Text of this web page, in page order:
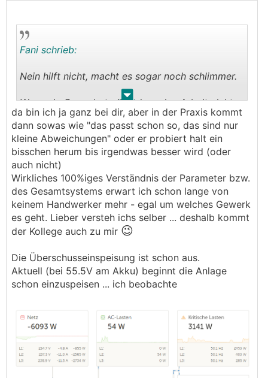
. .
Fani schrieb:
Nein hilft nicht, macht es sogar noch schlimmer.
Wenn ein Gewerbetreibender seine Arbeit nicht
mach oder kann, dann sollte er mal dafür zur
Verantwortung gezogen werden, er hat dafür ja
Geld bekommen (oder im optimalen Fall noch
nicht).
Ich bin gerne behilflich euch auf den
vermeindtlich richtigen Lösungsweg zu bringen,
die konkrete Umsetzung obliegt aber ihm. Es
wird hier kein Gewerbetreibender kostenlosen
Support anbieten.
Ich wiederhole meinen Vorschlag, im ESS die DC
Überschusseinspeisung ausschalten. Du hast
noch eine Stunde bis 12 Uhr, wenn das Verhalten
vergleichbaren Spannungsbereich ist), haben wir
mal einen Workaround.
da bin ich ja ganz bei dir, aber in der Praxis kommt
dann sowas wie "das passt schon so, das sind nur
kleine Abweichungen" oder er probiert halt ein
bisschen herum bis irgendwas besser wird (oder
auch nicht)
Wirkliches 100%iges Verständnis der Parameter bzw.
des Gesamtsystems erwart ich schon lange von
keinem Handwerker mehr - egal um welches Gewerk
es geht. Lieber versteh ichs selber ... deshalb kommt
der Kollege auch zu mir 😉
Die Überschusseinspeisung ist schon aus.
Aktuell (bei 55.5V am Akku) beginnt die Anlage
schon einzuspeisen ... ich beobachte